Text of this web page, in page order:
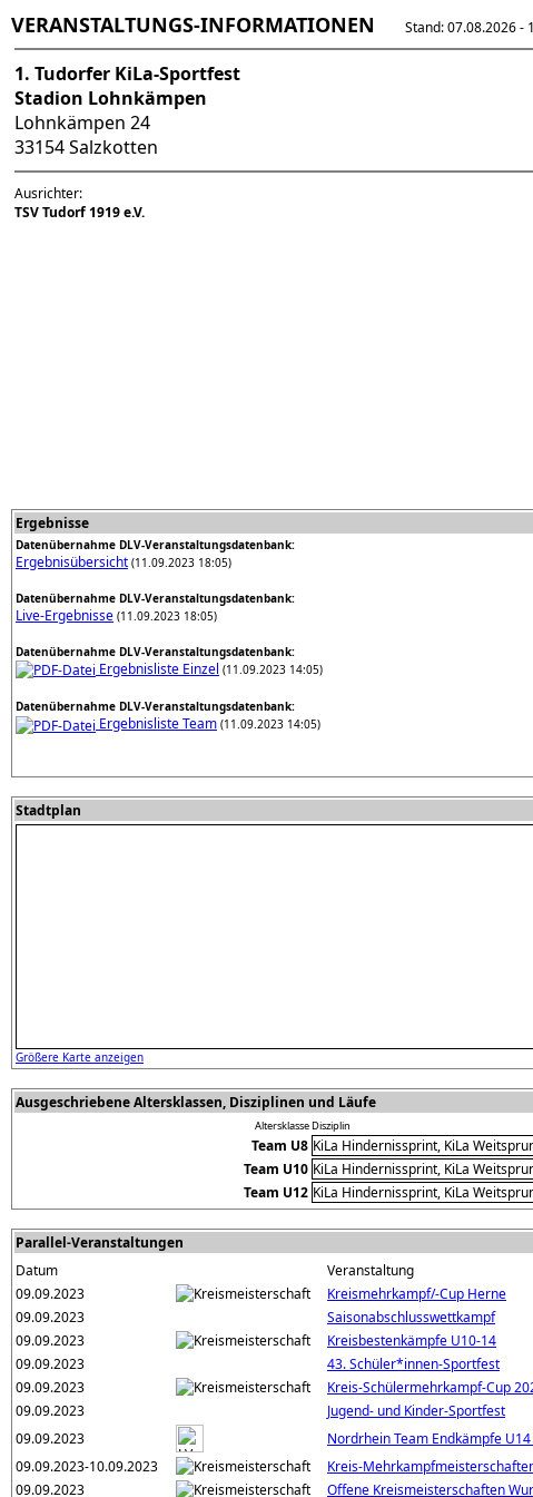
VERANSTALTUNGS-INFORMATIONEN Stand: 07.08.2026 -
1. Tudorfer KiLa-Sportfest
Stadion Lohnkämpen
Lohnkämpen 24
33154 Salzkotten
Ausrichter:
TSV Tudorf 1919 e.V.
Ergebnisse
Datenübernahme DLV-Veranstaltungsdatenbank:
Ergebnisübersicht (11.09.2023 18:05)
Datenübernahme DLV-Veranstaltungsdatenbank:
Live-Ergebnisse (11.09.2023 18:05)
Datenübernahme DLV-Veranstaltungsdatenbank:
Ergebnisliste Einzel (11.09.2023 14:05)
Datenübernahme DLV-Veranstaltungsdatenbank:
Ergebnisliste Team (11.09.2023 14:05)
Stadtplan
Größere Karte anzeigen
Ausgeschriebene Altersklassen, Disziplinen und Läufe
AltersklasseDisziplin
Team U8 KiLa Hindernissprint, KiLa
Team U10 KiLa Hindernissprint, KiLa
Team U12 KiLa Hindernissprint, KiLa
Parallel-Veranstaltungen
Datum
Veranstaltung
09.09.2023
Kreismehrkampf/-Cup Herne
09.09.2023
Saisonabschlusswettkampf
09.09.2023
Kreisbestenkämpfe U10-14
09.09.2023
43. Schüler*innen-Sportfest
09.09.2023
Kreis-Schülermehrkampf-Cup
09.09.2023
Jugend- und Kinder-Sportfest
09.09.2023
Nordrhein Team Endkämpfe
09.09.2023-10.09.2023
Kreis-
09.09.2023
Offene Kreismeisterschaften